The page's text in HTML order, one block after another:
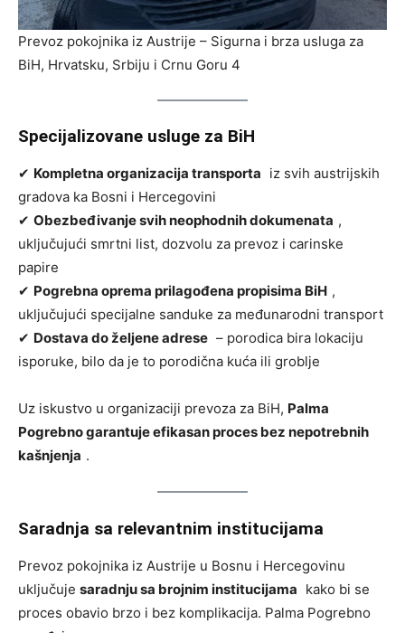
Prevoz pokojnika iz Austrije – Sigurna i brza usluga za
BiH, Hrvatsku, Srbiju i Crnu Goru 4
Specijalizovane usluge za BiH
✔ Kompletna organizacija transporta iz svih austrijskih
gradova ka Bosni i Hercegovini
✔ Obezbeđivanje svih neophodnih dokumenata ,
uključujući smrtni list, dozvolu za prevoz i carinske
papire
✔ Pogrebna oprema prilagođena propisima BiH ,
uključujući specijalne sanduke za međunarodni transport
✔ Dostava do željene adrese – porodica bira lokaciju
isporuke, bilo da je to porodična kuća ili groblje
Uz iskustvo u organizaciji prevoza za BiH, Palma
Pogrebno garantuje efikasan proces bez nepotrebnih
kašnjenja .
Saradnja sa relevantnim institucijama
Prevoz pokojnika iz Austrije u Bosnu i Hercegovinu
uključuje saradnju sa brojnim institucijama kako bi se
proces obavio brzo i bez komplikacija. Palma Pogrebno